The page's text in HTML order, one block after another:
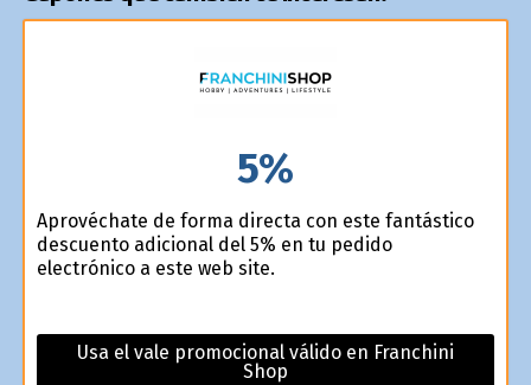
5%
Aprovéchate de forma directa con este fantástico
descuento adicional del 5% en tu pedido
electrónico a este web site.
Usa el vale promocional válido en Franchini
Shop